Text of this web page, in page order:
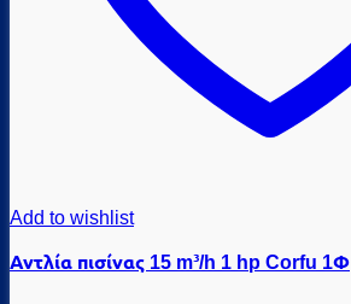
Add to wishlist
Αντλία πισίνας 15 m³/h 1 hp Corfu 1Φ